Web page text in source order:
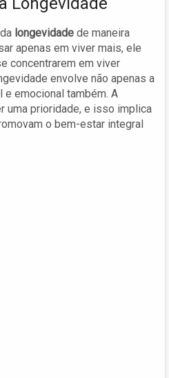
longevidade de maneira
apenas em viver mais, ele
concentrarem em viver
envolve não apenas a
e emocional também. A
uma prioridade, e isso implica
o bem-estar integral